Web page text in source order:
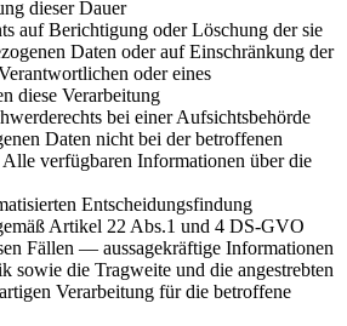
dieser Dauer
auf Berichtigung oder Löschung der sie
Daten oder auf Einschränkung der
oder eines
diese Verarbeitung
bei einer Aufsichtsbehörde
Daten nicht bei der betroffenen
verfügbaren Informationen über die
Entscheidungsfindung
Artikel 22 Abs.1 und 4 DS-GVO
Fällen — aussagekräftige Informationen
sowie die Tragweite und die angestrebten
Verarbeitung für die betroffene